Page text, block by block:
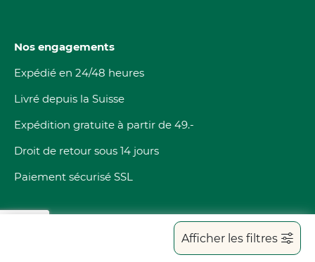
Afficher les filtres
Nos engagements
Expédié en 24/48 heures
Livré depuis la Suisse
Expédition gratuite à partir de 49.-
Droit de retour sous 14 jours
Paiement sécurisé SSL